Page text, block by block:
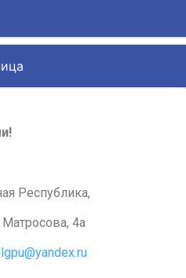
Республика,
Матросова, 4а